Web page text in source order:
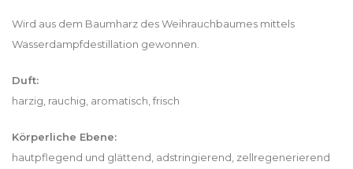
Wird aus dem Baumharz des Weihrauchbaumes mittels
Wasserdampfdestillation gewonnen.
Duft:
harzig, rauchig, aromatisch, frisch
Körperliche Ebene:
hautpflegend und glättend, adstringierend, zellregenerierend